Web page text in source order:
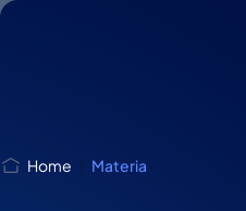
Home | Materia